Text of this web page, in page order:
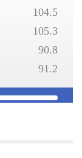
104.5
105.3
90.8
91.2